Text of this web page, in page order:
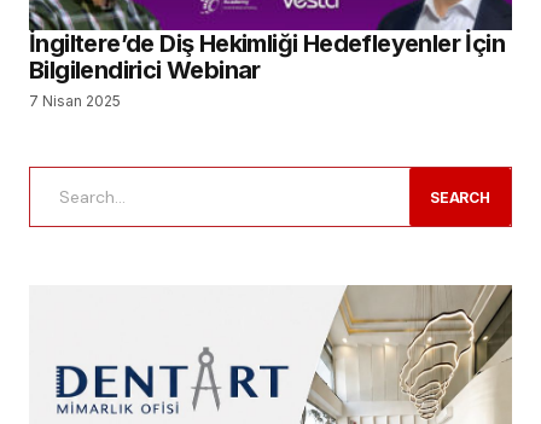
İngiltere’de Diş Hekimliği Hedefleyenler İçin
Bilgilendirici Webinar
7 Nisan 2025
SEARCH